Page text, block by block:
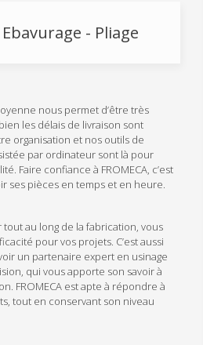
- Pliage
nous permet d’être très
les délais de livraison sont
organisation et nos outils de
par ordinateur sont là pour
Faire confiance à FROMECA, c’est
ses pièces en temps et en heure.
au long de la fabrication, vous
pour vos projets. C’est aussi
un partenaire expert en usinage
qui vous apporte son savoir à
FROMECA est apte à répondre à
tout en conservant son niveau